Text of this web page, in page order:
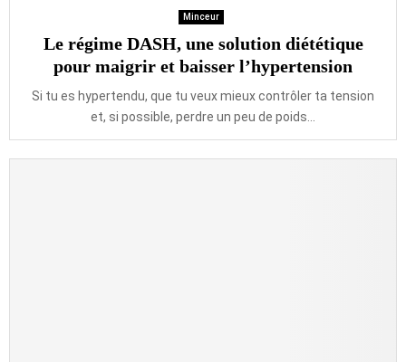
Minceur
Le régime DASH, une solution diététique
pour maigrir et baisser l’hypertension
Si tu es hypertendu, que tu veux mieux contrôler ta tension
et, si possible, perdre un peu de poids...